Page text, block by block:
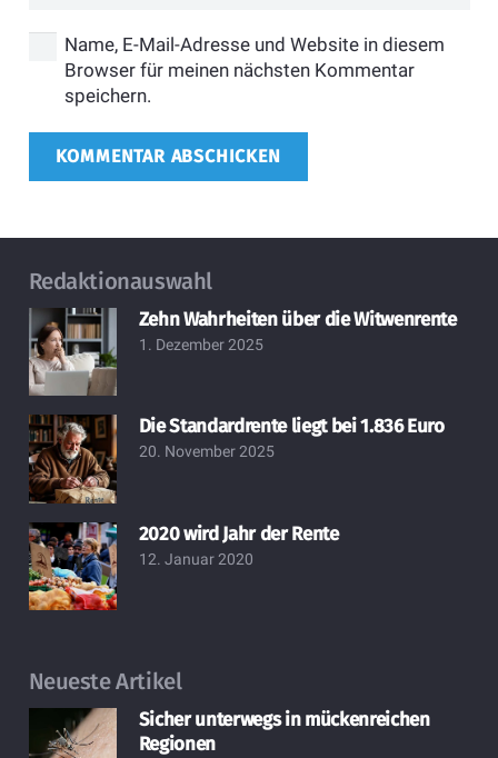
Name, E-Mail-Adresse und Website in diesem
Browser für meinen nächsten Kommentar
speichern.
KOMMENTAR ABSCHICKEN
Redaktionauswahl
Zehn Wahrheiten über die Witwenrente
1. Dezember 2025
Die Standardrente liegt bei 1.836 Euro
20. November 2025
2020 wird Jahr der Rente
12. Januar 2020
Neueste Artikel
Sicher unterwegs in mückenreichen
Regionen